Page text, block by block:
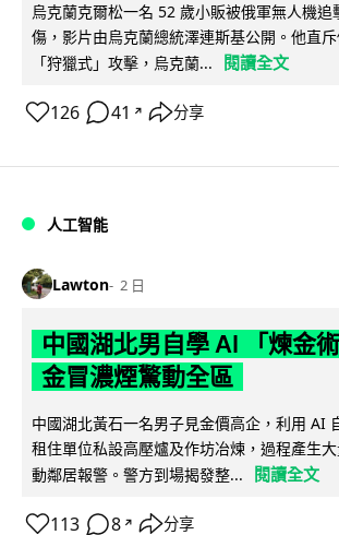
烏克蘭克爾松一名 52 歲小販被俄軍無人機
傷，影片由烏克蘭總統澤連斯基公開。他直
「狩獵式」攻擊，烏克蘭...
閱讀全文
126 41 ↗ 分享
人工智能
Lawton 2 日
中國湖北男自學 AI 「煉金
金冒濃煙驚動全區
中國湖北黃石一名男子見金價高企，利用 AI
租住單位私設高壓爐及作坊冶煉，過程產生
動鄰居報警。警方到場揭發整...
閱讀全文
113 8 ↗ 分享